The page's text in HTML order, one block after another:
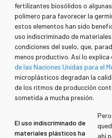
fertilizantes biosólidos o
polímero para favorecer la
estos elementos han sido
uso indiscriminado de
condiciones del suelo, que,
menos productivo. Así lo explica
de las Naciones Unidas para el
microplásticos degradan la
de los ritmos de producción
sometida a mucha presión.
El uso indiscriminado de
materiales plásticos ha
ahí